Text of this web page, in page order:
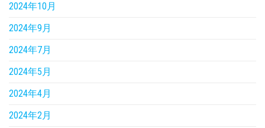
2024年10月
2024年9月
2024年7月
2024年5月
2024年4月
2024年2月